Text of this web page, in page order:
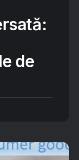
de